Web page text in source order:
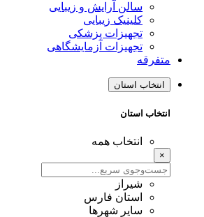
سالن آرایش و زیبایی
کلینیک زیبایی
تجهیزات پزشکی
تجهیزات آزمایشگاهی
متفرقه
انتخاب استان
انتخاب استان
انتخاب همه
×
شیراز
استان فارس
سایر شهرها